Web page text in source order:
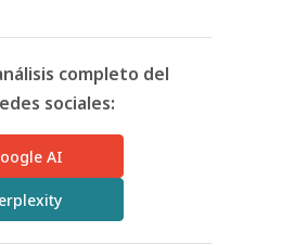
completo del
sociales:
AI